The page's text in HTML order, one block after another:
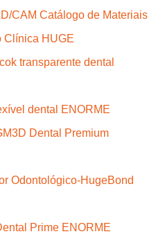
CAM Catálogo de Materiais
Clínica HUGE
transparente dental
dental ENORME
Dental Premium
Odontológico-HugeBond
Prime ENORME